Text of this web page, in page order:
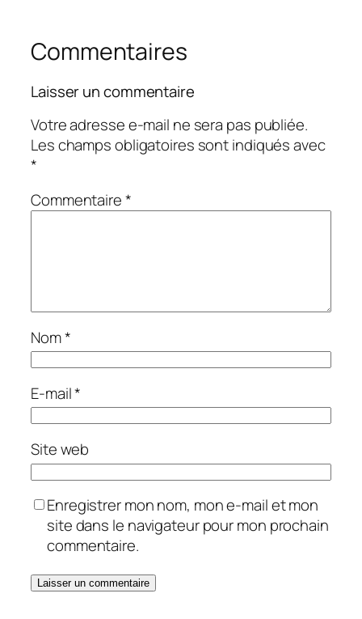
Commentaires
Laisser un commentaire
Votre adresse e-mail ne sera pas publiée.
Les champs obligatoires sont indiqués avec
*
Commentaire*
Nom*
E-mail*
Site web
Enregistrer mon nom, mon e-mail et mon
site dans le navigateur pour mon prochain
commentaire.